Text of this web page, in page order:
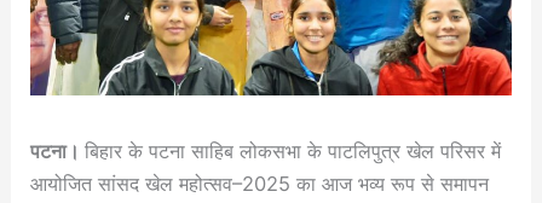
पटना।बिहार के पटना साहिब लोकसभा के पाटलिपुत्र खेल परिसर में
आयोजित सांसद खेल महोत्सव–2025 का आज भव्य रूप से समापन